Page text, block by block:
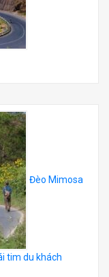
Đèo Mimosa
tim du khách